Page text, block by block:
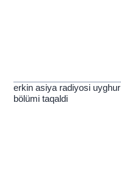
erkin asiya radiyosi uyghur
bölümi taqaldi